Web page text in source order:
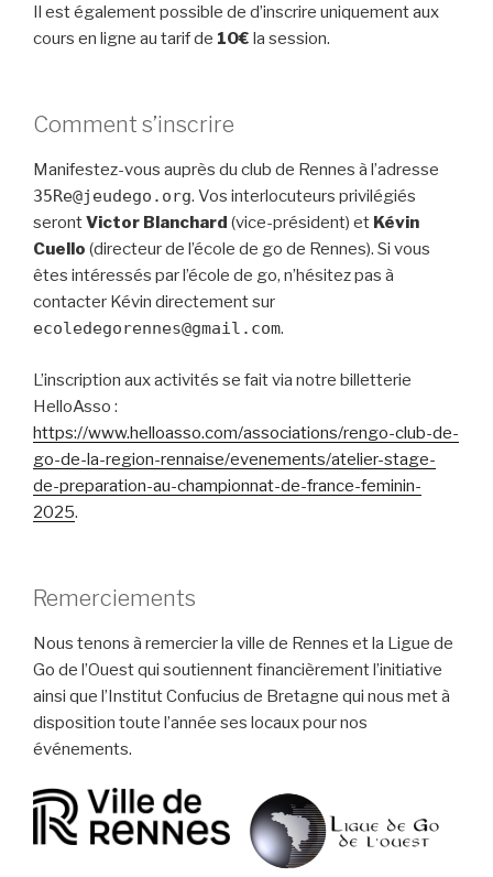
Il est également possible de d’inscrire uniquement aux
cours en ligne au tarif de 10€ la session.
Comment s’inscrire
Manifestez-vous auprès du club de Rennes à l’adresse
35Re@jeudego.org. Vos interlocuteurs privilégiés
serontVictor Blanchard (vice-président) et Kévin
Cuello (directeur de l’école de go de Rennes). Si vous
êtes intéressés par l’école de go, n’hésitez pas à
contacter Kévin directement sur
ecoledegorennes@gmail.com.
L’inscription aux activités se fait via notre billetterie
HelloAsso :
https://www.helloasso.com/associations/rengo-club-de-
go-de-la-region-rennaise/evenements/atelier-stage-
de-preparation-au-championnat-de-france-feminin-
2025.
Remerciements
Nous tenons à remercier la ville de Rennes et la Ligue de
Go de l’Ouest qui soutiennent financièrement l’initiative
ainsi que l’Institut Confucius de Bretagne qui nous met à
disposition toute l’année ses locaux pour nos
événements.